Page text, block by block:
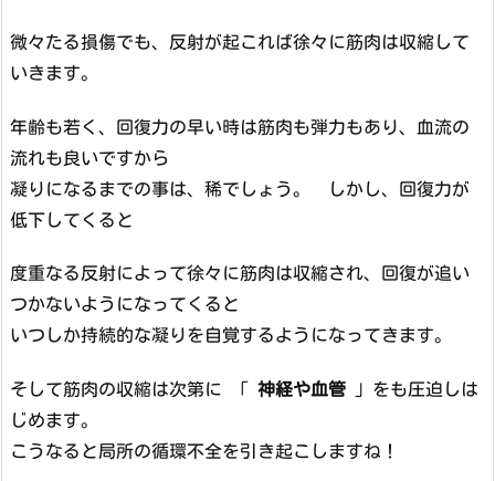
微々たる損傷でも、反射が起これば徐々に筋肉は収縮して
いきます。
年齢も若く、回復力の早い時は筋肉も弾力もあり、血流の
流れも良いですから
凝りになるまでの事は、稀でしょう。 しかし、回復力が
低下してくると
度重なる反射によって徐々に筋肉は収縮され、回復が追い
つかないようになってくると
いつしか持続的な凝りを自覚するようになってきます。
そして筋肉の収縮は次第に 「 神経や血管 」をも圧迫しは
じめます。
こうなると局所の循環不全を引き起こしますね！